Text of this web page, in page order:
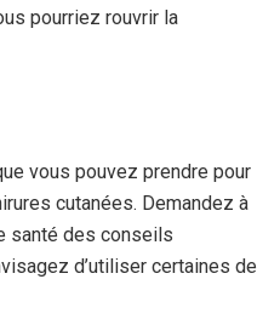
pourriez rouvrir la
vous pouvez prendre pour
cutanées. Demandez à
santé des conseils
d’utiliser certaines de